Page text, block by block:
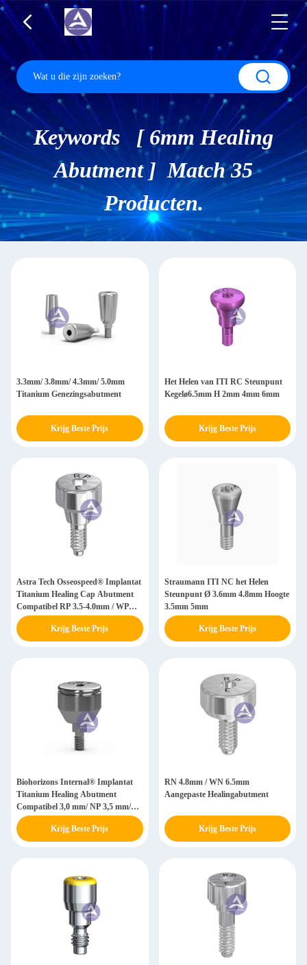
Keywords [ 6mm Healing
Abutment ] Match 35
Producten.
3.3mm/ 3.8mm/ 4.3mm/ 5.0mm
Titanium Genezingsabutment
Krijg Beste Prijs
Het Helen van ITI RC Steunpunt
Kegelø6.5mm H 2mm 4mm 6mm
Krijg Beste Prijs
Astra Tech Osseospeed® Implantat
Titanium Healing Cap Abutment
Compatibel RP 3.5-4.0mm / WP
4.5-5.0mm
Krijg Beste Prijs
Straumann ITI NC het Helen
Steunpunt Ø 3.6mm 4.8mm Hoogte
3.5mm 5mm
Krijg Beste Prijs
Biohorizons Internal® Implantat
Titanium Healing Abutment
Compatibel 3,0 mm/ NP 3,5 mm/
RP 4,5 mm/ WP 5,7 mm
Krijg Beste Prijs
RN 4.8mm / WN 6.5mm
Aangepaste Healingabutment
Krijg Beste Prijs